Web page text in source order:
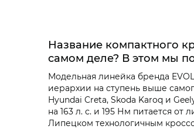
Название компактного
самом деле? В этом мы
Модельная линейка бренда
иерархии на ступень выше
Hyundai Creta, Skoda Karoq и
на 163 л. с. и 195 Нм питается
Липецком технологичным